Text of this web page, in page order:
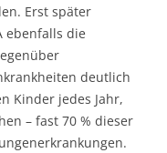
Erst später
ebenfalls die
deutlich
Kinder jedes Jahr,
– fast 70 % dieser